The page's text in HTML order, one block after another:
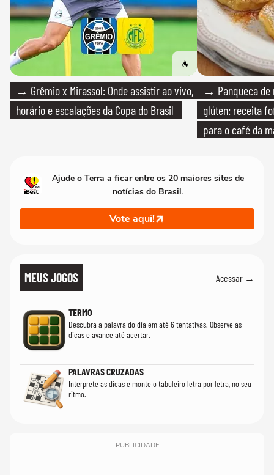
→ Grêmio x Mirassol: Onde assistir ao vivo,
horário e escalações da Copa do Brasil
→ Panqueca de
glúten: receita
para o café da
Ajude o Terra a ficar entre os 20 maiores sites de
notícias do Brasil.
Vote aqui!
MEUS JOGOS Acessar →
TERMO
Descubra a palavra do dia em até 6 tentativas. Observe as
dicas e avance até acertar.
PALAVRAS CRUZADAS
Interprete as dicas e monte o tabuleiro letra por letra, no seu
ritmo.
PUBLICIDADE